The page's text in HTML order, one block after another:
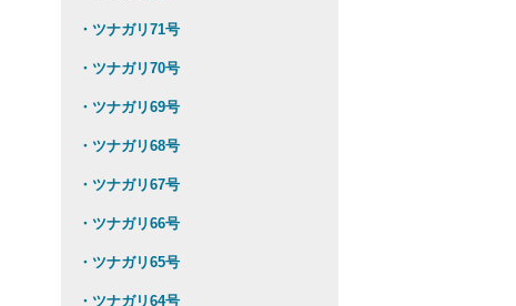
・ツナガリ71号
・ツナガリ70号
・ツナガリ69号
・ツナガリ68号
・ツナガリ67号
・ツナガリ66号
・ツナガリ65号
・ツナガリ64号